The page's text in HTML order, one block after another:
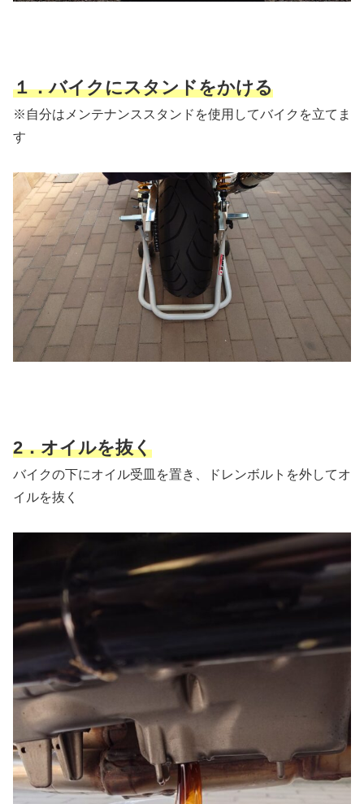
１．バイクにスタンドをかける
※自分はメンテナンススタンドを使用してバイクを立てま
す
2．オイルを抜く
バイクの下にオイル受皿を置き、ドレンボルトを外してオ
イルを抜く